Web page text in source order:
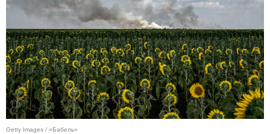
Getty Images / «Бабель»